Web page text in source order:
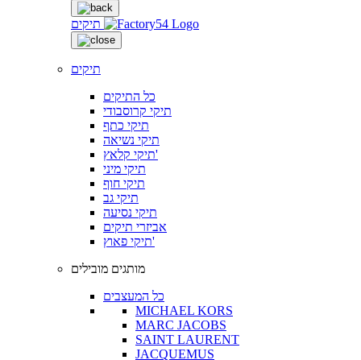
תיקים
תיקים
כל התיקים
תיקי קרוסבודי
תיקי כתף
תיקי נשיאה
תיקי קלאץ'
תיקי מיני
תיקי חוף
תיקי גב
תיקי נסיעה
אביזרי תיקים
תיקי פאוץ'
מותגים מובילים
כל המעצבים
MICHAEL KORS
MARC JACOBS
SAINT LAURENT
JACQUEMUS